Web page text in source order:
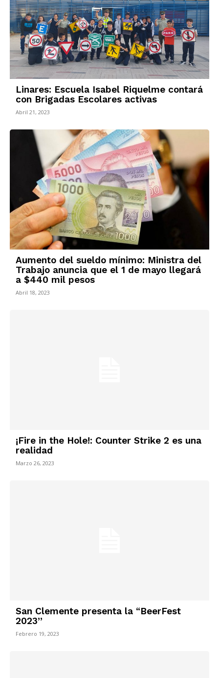
Linares: Escuela Isabel Riquelme contará
con Brigadas Escolares activas
Abril 21, 2023
Aumento del sueldo mínimo: Ministra del
Trabajo anuncia que el 1 de mayo llegará
a $440 mil pesos
Abril 18, 2023
¡Fire in the Hole!: Counter Strike 2 es una
realidad
Marzo 26, 2023
San Clemente presenta la “BeerFest
2023”
Febrero 19, 2023